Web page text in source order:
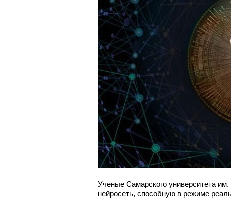
Ученые Самарского университета
нейросеть, способную в режиме